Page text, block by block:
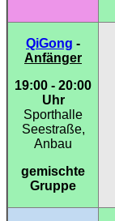
QiGong -
Anfänger
19:00 - 20:00
Uhr
Sporthalle
Seestraße,
Anbau
gemischte
Gruppe